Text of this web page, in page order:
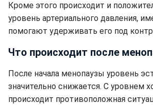
Кроме этого происходит и
уровень артериального давления,
помогают удерживать его под
Что происходит после
После начала менопаузы уровень
значительно снижается. С уровнем
происходит противоположная